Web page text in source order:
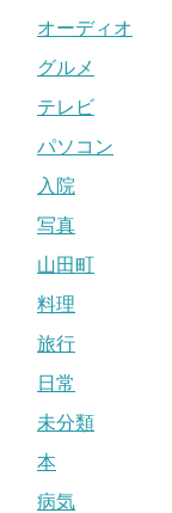
オーディオ
グルメ
テレビ
パソコン
入院
写真
山田町
料理
旅行
日常
未分類
本
病気